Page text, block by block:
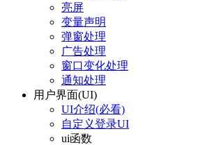
亮屏
变量声明
弹窗处理
广告处理
窗口变化处理
通知处理
用户界面(UI)
UI介绍(必看)
自定义登录UI
ui函数